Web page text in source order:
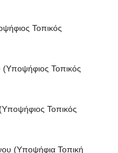
Τοπικός
Τοπικός
Τοπικός
(Υποψήφια Τοπική